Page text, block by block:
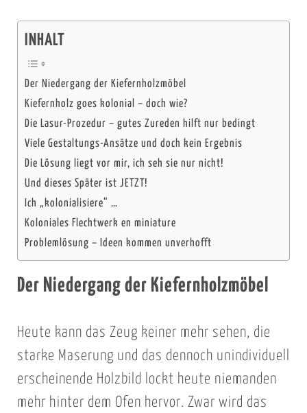
INHALT
Der Niedergang der Kiefernholzmöbel
Kiefernholz goes kolonial – doch wie?
Die Lasur-Prozedur – gutes Zureden hilft nur bedingt
Viele Gestaltungs-Ansätze und doch kein Ergebnis
Die Lösung liegt vor mir, ich seh sie nur nicht!
Und dieses Später ist JETZT!
Ich „kolonialisiere“ …
Koloniales Flechtwerk en miniature
Problemlösung – Ideen kommen unverhofft
Der Niedergang der Kiefernholzmöbel
Heute kann das Zeug keiner mehr sehen, die
starke Maserung und das dennoch unindividuell
erscheinende Holzbild lockt heute niemanden
mehr hinter dem Ofen hervor. Zwar wird das